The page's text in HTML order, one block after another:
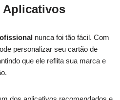
Aplicativos
nunca foi tão fácil. Com
personalizar seu cartão de
que ele reflita sua marca e